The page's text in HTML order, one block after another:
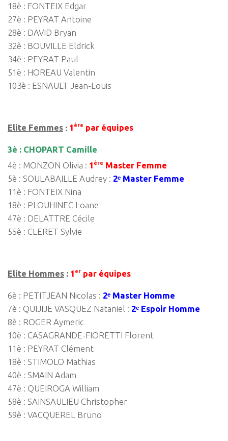
18è : FONTEIX Edgar
27è : PEYRAT Antoine
28è : DAVID Bryan
32è : BOUVILLE Eldrick
34è : PEYRAT Paul
51è : HOREAU Valentin
103è : ESNAULT Jean-Louis
Elite Femmes : 1 ère par équipes
3è : CHOPART Camille
4è : MONZON Olivia : 1 ère Master Femme
5è : SOULABAILLE Audrey : 2ᵉ Master Femme
11è : FONTEIX Nina
18è : PLOUHINEC Loane
47è : DELATTRE Cécile
55è : CLERET Sylvie
Elite Hommes : 1 er par équipes
6è : PETITJEAN Nicolas : 2ᵉ Master Homme
7è : QUIJIJE VASQUEZ Nataniel : 2ᵉ Espoir Homme
8è : ROGER Aymeric
10è : CASAGRANDE-FIORETTI Florent
11è : PEYRAT Clément
18è : STIMOLO Mathias
40è : SMAIN Adam
47è : QUEIROGA William
58è : SAINSAULIEU Christopher
59è : VACQUEREL Bruno